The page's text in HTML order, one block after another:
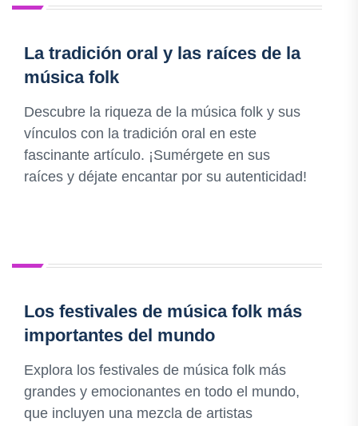
La tradición oral y las raíces de la
música folk
Descubre la riqueza de la música folk y sus
vínculos con la tradición oral en este
fascinante artículo. ¡Sumérgete en sus
raíces y déjate encantar por su autenticidad!
Los festivales de música folk más
importantes del mundo
Explora los festivales de música folk más
grandes y emocionantes en todo el mundo,
que incluyen una mezcla de artistas